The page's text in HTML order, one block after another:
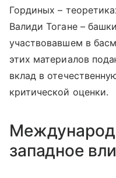
Гординых –
Валиди Тогане –
участвовавшем в
этих материалов
вклад в
критической оценки.
западное